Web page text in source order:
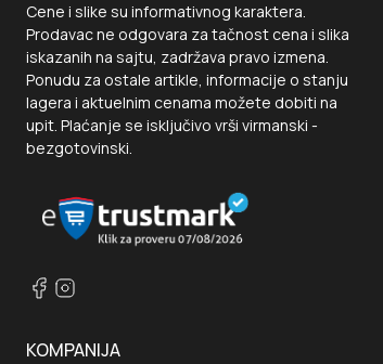
Cene i slike su informativnog karaktera.
Prodavac ne odgovara za tačnost cena i slika
iskazanih na sajtu, zadržava pravo izmena.
Ponudu za ostale artikle, informacije o stanju
lagera i aktuelnim cenama možete dobiti na
upit. Plaćanje se isključivo vrši virmanski -
bezgotovinski.
KOMPANIJA